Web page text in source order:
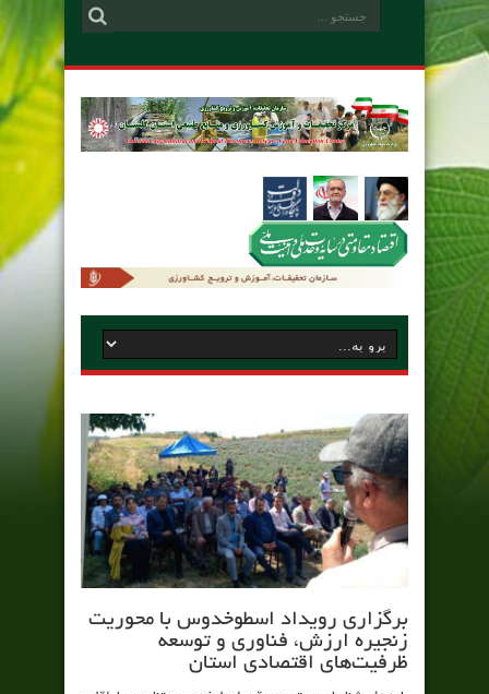
برگزاری رویداد اسطوخدوس با محوریت
زنجیره ارزش، فناوری و توسعه
ظرفیت‌های اقتصادی استان